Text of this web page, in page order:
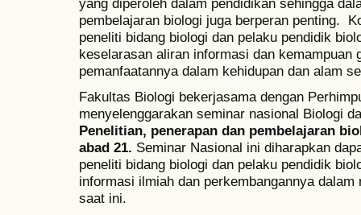
pembelajaran biologi juga berperan penting.
peneliti bidang biologi dan pelaku pendidik
keselarasan aliran informasi dan kemampuan
pemanfaatannya dalam kehidupan dan alam
Fakultas Biologi bekerjasama dengan
menyelenggarakan seminar nasional Biologi
Penelitian, penerapan dan pembelajaran
abad 21. Seminar Nasional ini diharapkan
peneliti bidang biologi dan pelaku pendidik
informasi ilmiah dan perkembangannya
saat ini.